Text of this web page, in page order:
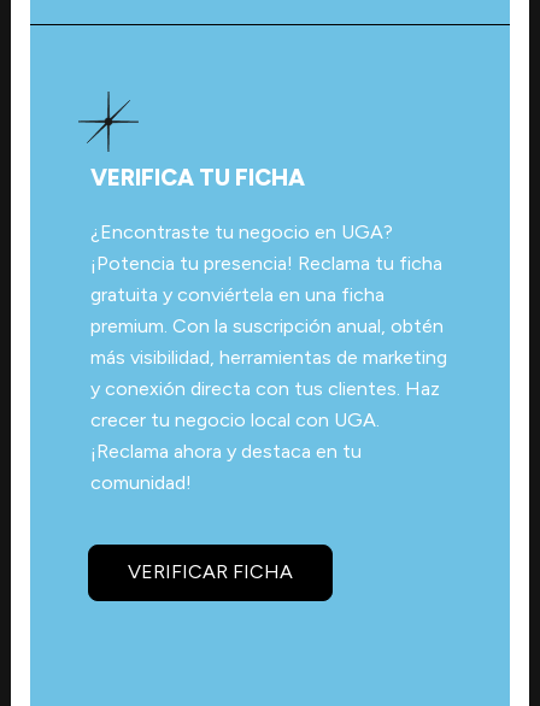
VERIFICA TU FICHA
¿Encontraste tu negocio en UGA?
¡Potencia tu presencia! Reclama tu ficha
gratuita y conviértela en una ficha
premium. Con la suscripción anual, obtén
más visibilidad, herramientas de marketing
y conexión directa con tus clientes. Haz
crecer tu negocio local con UGA.
¡Reclama ahora y destaca en tu
comunidad!
VERIFICAR FICHA